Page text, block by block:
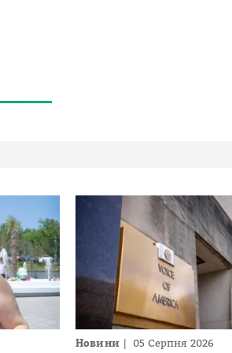
Новини 05 Серпня 2026